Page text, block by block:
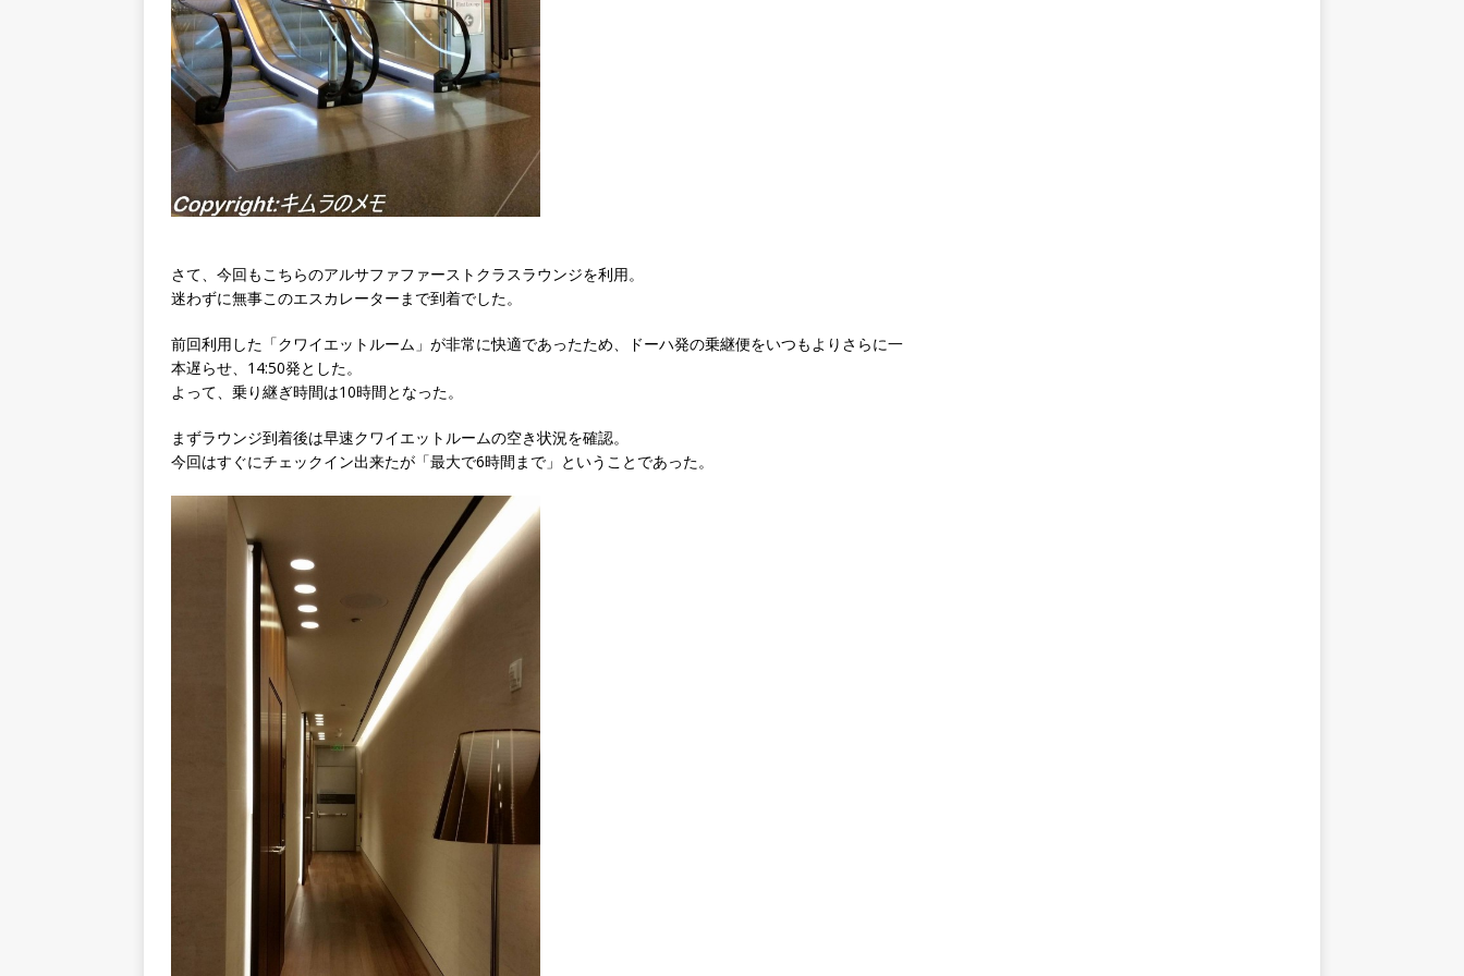
さて、今回もこちらのアルサファファーストクラスラウンジを利用。
迷わずに無事このエスカレーターまで到着でした。
前回利用した「クワイエットルーム」が非常に快適であったため、ドーハ発の乗継便をいつもよりさらに一
本遅らせ、14:50発とした。
よって、乗り継ぎ時間は10時間となった。
まずラウンジ到着後は早速クワイエットルームの空き状況を確認。
今回はすぐにチェックイン出来たが「最大で6時間まで」ということであった。